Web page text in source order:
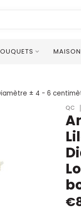
± 4 - 6
QC